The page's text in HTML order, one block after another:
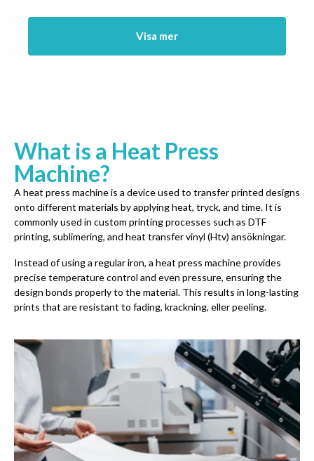
Visa mer
What is a Heat Press
Machine?
A heat press machine is a device used to transfer printed designs
onto different materials by applying heat, tryck, and time. It is
commonly used in custom printing processes such as DTF
printing, sublimering, and heat transfer vinyl (Htv) ansökningar.
Instead of using a regular iron, a heat press machine provides
precise temperature control and even pressure, ensuring the
design bonds properly to the material. This results in long-lasting
prints that are resistant to fading, krackning, eller peeling.